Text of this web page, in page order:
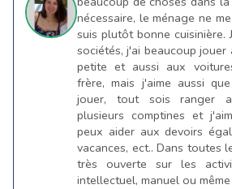
nécessaire, le ménage ne
suis plutôt bonne cuisinière.
sociétés, j'ai beaucoup
petite et aussi aux
frère, mais j'aime aussi
jouer, tout sois ranger
plusieurs comptines et
peux aider aux devoirs
vacances, ect.. Dans toutes
très ouverte sur les
intellectuel, manuel ou